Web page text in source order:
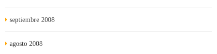
septiembre 2008
agosto 2008